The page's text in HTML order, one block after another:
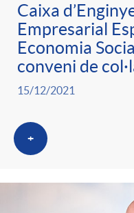
Caixa
Empresarial
Economia
conveni de
15/12/2021
+